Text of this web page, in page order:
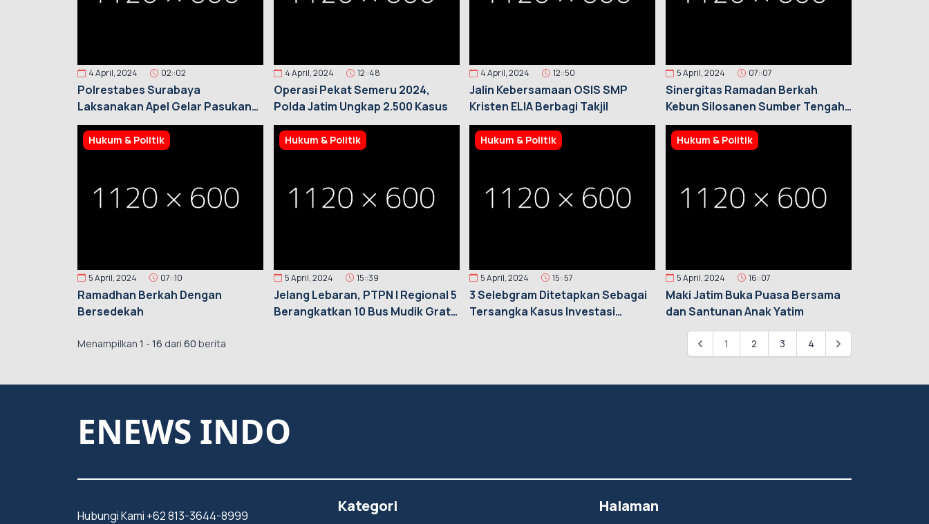
4 April, 2024 02::02
Polrestabes Surabaya
Laksanakan Apel Gelar Pasukan
Operasi "Ketupat Semeru 2024"
4 April, 2024 12::48
Operasi Pekat Semeru 2024,
Polda Jatim Ungkap 2.500 Kasus
4 April, 2024 12::50
Jalin Kebersamaan OSIS SMP
Kristen ELIA Berbagi Takjil
5 April, 2024 07::07
Sinergitas Ramadan Berkah
Kebun Silosanen Sumber Tengah
Ajak Muspika Buka Bersama
Hukum & Politik
5 April, 2024 07::10
Ramadhan Berkah Dengan
Bersedekah
Hukum & Politik
5 April, 2024 15::39
Jelang Lebaran, PTPN I Regional 5
Berangkatkan 10 Bus Mudik Gratis
Hukum & Politik
5 April, 2024 15::57
3 Selebgram Ditetapkan Sebagai
Tersangka Kasus Investasi
Hukum & Politik
5 April, 2024 16::07
Maki Jatim Buka Puasa Bersama
dan Santunan Anak Yatim
Menampilkan 1 - 16 dari 60 berita 1 2 3 4
ENEWS INDO
Hubungi Kami +62 813-3644-8999
Kategori Halaman